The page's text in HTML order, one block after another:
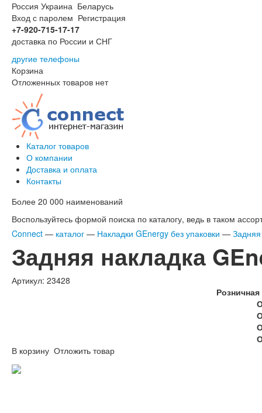
Россия Украина Беларусь
Вход с паролем Регистрация
+7-920-715-17-17
доставка по России и СНГ
другие телефоны
Корзина
Отложенных товаров нет
Каталог товаров
О компании
Доставка и оплата
Контакты
Более 20 000 наименований
Воспользуйтесь формой поиска по каталогу, ведь в таком
Connect — каталог — Накладки GEnergy без упаковки —
Задняя накладка
Артикул: 23428
В корзину Отложить товар